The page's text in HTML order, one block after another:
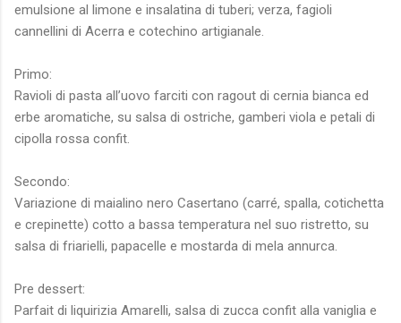
emulsione al limone e insalatina di tuberi; verza, fagioli
cannellini di Acerra e cotechino artigianale.
Primo:
Ravioli di pasta all’uovo farciti con ragout di cernia bianca ed
erbe aromatiche, su salsa di ostriche, gamberi viola e petali di
cipolla rossa confit.
Secondo:
Variazione di maialino nero Casertano (carré, spalla, cotichetta
e crepinette) cotto a bassa temperatura nel suo ristretto, su
salsa di friarielli, papacelle e mostarda di mela annurca.
Pre dessert:
Parfait di liquirizia Amarelli, salsa di zucca confit alla vaniglia e